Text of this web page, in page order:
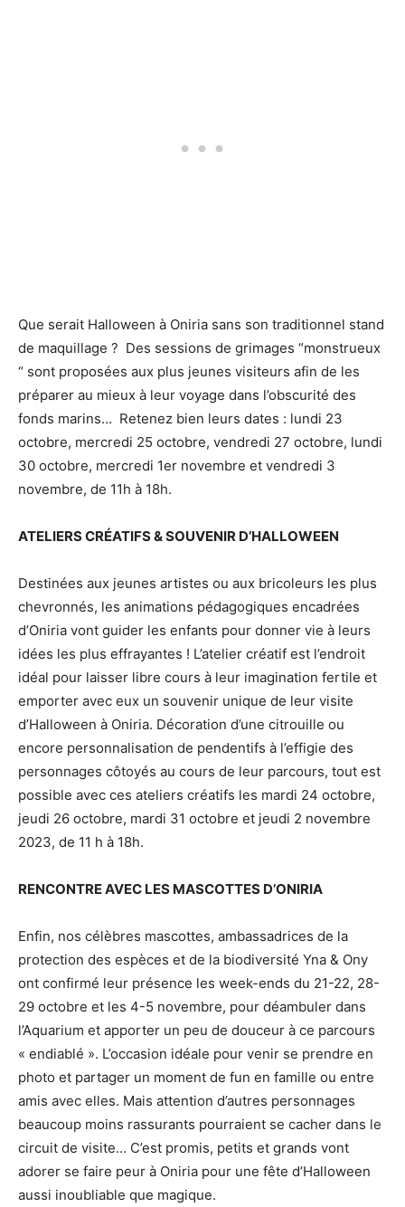
Que serait Halloween à Oniria sans son traditionnel stand
de maquillage ? Des sessions de grimages “monstrueux
“ sont proposées aux plus jeunes visiteurs afin de les
préparer au mieux à leur voyage dans l’obscurité des
fonds marins… Retenez bien leurs dates : lundi 23
octobre, mercredi 25 octobre, vendredi 27 octobre, lundi
30 octobre, mercredi 1er novembre et vendredi 3
novembre, de 11h à 18h.
ATELIERS CRÉATIFS & SOUVENIR D’HALLOWEEN
Destinées aux jeunes artistes ou aux bricoleurs les plus
chevronnés, les animations pédagogiques encadrées
d’Oniria vont guider les enfants pour donner vie à leurs
idées les plus effrayantes ! L’atelier créatif est l’endroit
idéal pour laisser libre cours à leur imagination fertile et
emporter avec eux un souvenir unique de leur visite
d’Halloween à Oniria. Décoration d’une citrouille ou
encore personnalisation de pendentifs à l’effigie des
personnages côtoyés au cours de leur parcours, tout est
possible avec ces ateliers créatifs les mardi 24 octobre,
jeudi 26 octobre, mardi 31 octobre et jeudi 2 novembre
2023, de 11 h à 18h.
RENCONTRE AVEC LES MASCOTTES D’ONIRIA
Enfin, nos célèbres mascottes, ambassadrices de la
protection des espèces et de la biodiversité Yna & Ony
ont confirmé leur présence les week-ends du 21-22, 28-
29 octobre et les 4-5 novembre, pour déambuler dans
l’Aquarium et apporter un peu de douceur à ce parcours
« endiablé ». L’occasion idéale pour venir se prendre en
photo et partager un moment de fun en famille ou entre
amis avec elles. Mais attention d’autres personnages
beaucoup moins rassurants pourraient se cacher dans le
circuit de visite… C’est promis, petits et grands vont
adorer se faire peur à Oniria pour une fête d’Halloween
aussi inoubliable que magique.